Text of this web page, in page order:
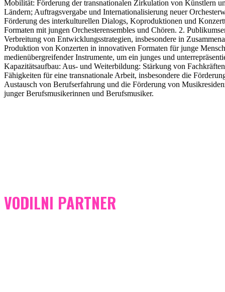
Mobilität: Förderung der transnationalen Zirkulation von Künstlern
Ländern; Auftragsvergabe und Internationalisierung neuer
Förderung des interkulturellen Dialogs, Koproduktionen und
Formaten mit jungen Orchesterensembles und Chören. 2.
Verbreitung von Entwicklungsstrategien, insbesondere in
Produktion von Konzerten in innovativen Formaten für junge
medienübergreifender Instrumente, um ein junges und
Kapazitätsaufbau: Aus- und Weiterbildung: Stärkung von
Fähigkeiten für eine transnationale Arbeit, insbesondere die
Austausch von Berufserfahrung und die Förderung von
junger Berufsmusikerinnen und Berufsmusiker.
VODILNI PARTNER